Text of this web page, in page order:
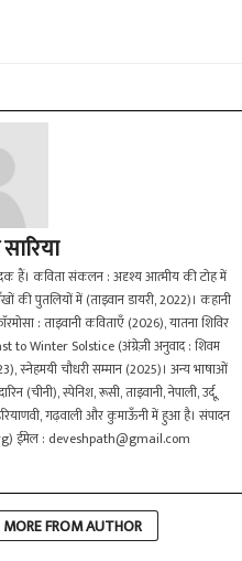
हैं। कविता संकलन : अदृश्य आत्मीय की टोह में
पुतलियों में (ताइवान डायरी, 2022)। कहानी
: ताइवानी कविताएँ (2026), यातना शिविर
to Winter Solstice (अंग्रेज़ी अनुवाद : शिवम
स्नेहमयी चौधरी सम्मान (2025)। अन्य भाषाओं
(चीनी), स्पेनिश, रूसी, ताइवानी, नेपाली, उर्दू,
हरियाणवी, गढ़वाली और कुमाऊँनी में हुआ है। संपादन
ईमेल : deveshpath@gmail.com
MORE FROM AUTHOR